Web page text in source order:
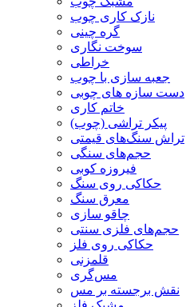
نازک کاری چوب
گره چینی
سوخت نگاری
خراطی
جعبه سازی با چوب
دست سازه های چوبی
خاتم کاری
پیکر تراشی (چوب)
تراش سنگ‌های قیمتی
حجم‌های سنگی
فیروزه کوبی
حکاکی روی سنگ
معرق سنگ
چاقو سازی
حجم‌های فلزی سنتی
حکاکی روی فلز
قلمزنی
مس‌گری
نقش برجسته بر مس